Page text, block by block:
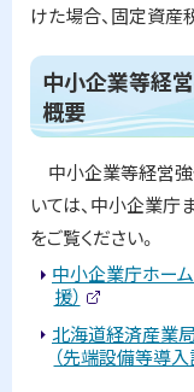
けた場合、固定資産
ペ
ー
ジ
内
目
次
中
小
企
等
営
強
中小企業等経
概要
中小企業等経営
いては、中小企業
をご覧ください。
中小企業庁ホー
援）
外
部
サ
北海道経済産業
（先端設備等導入